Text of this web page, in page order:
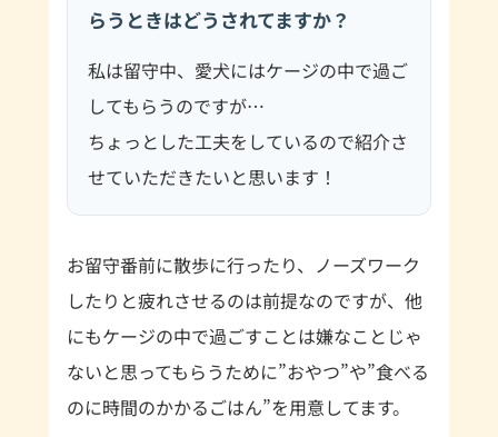
らうときはどうされてますか？
私は留守中、愛犬にはケージの中で過ご
してもらうのですが…
ちょっとした工夫をしているので紹介さ
せていただきたいと思います！
お留守番前に散歩に行ったり、ノーズワーク
したりと疲れさせるのは前提なのですが、他
にもケージの中で過ごすことは嫌なことじゃ
ないと思ってもらうために”おやつ”や”食べる
のに時間のかかるごはん”を用意してます。